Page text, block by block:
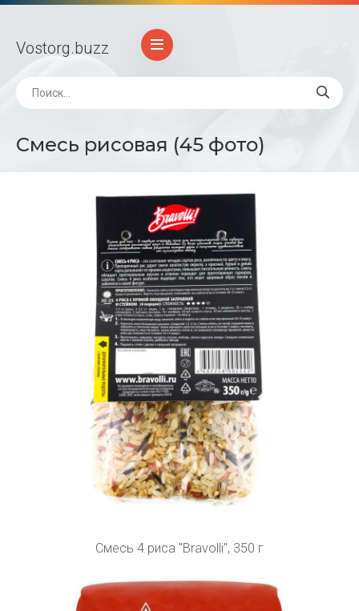
Vostorg.buzz
Смесь рисовая (45 фото)
Смесь 4 риса "Bravolli", 350 г